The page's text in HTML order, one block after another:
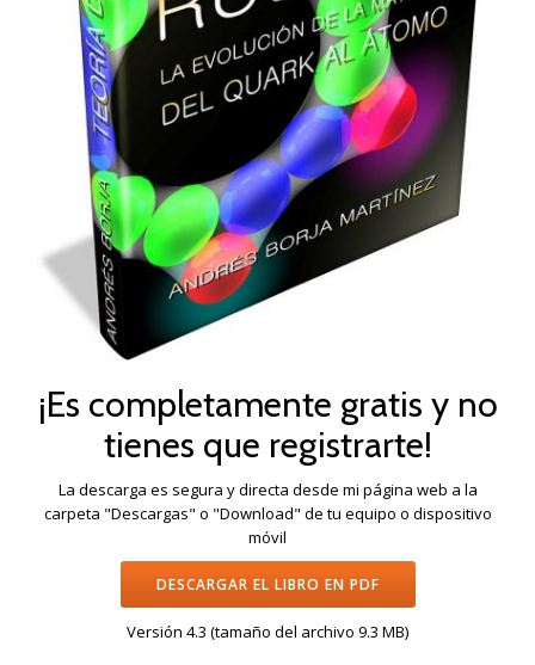
¡Es completamente gratis y no
tienes que registrarte!
La descarga es segura y directa desde mi página web a la
carpeta "Descargas" o "Download" de tu equipo o dispositivo
móvil
DESCARGAR EL LIBRO EN PDF
Versión 4.3 (tamaño del archivo 9.3 MB)